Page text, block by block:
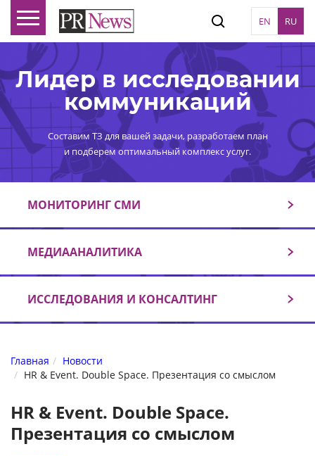
EN RU
Лидер в исследовании
коммуникаций
Составим ТЗ для вашей задачи, разработаем план
и подберем оптимальный комплекс услуг.
МОНИТОРИНГ СМИ
МЕДИААНАЛИТИКА
ИССЛЕДОВАНИЯ И КОНСАЛТИНГ
Главная
Новости
HR & Event. Double Space. Презентация со смыслом
HR & Event. Double Space.
Презентация со смыслом